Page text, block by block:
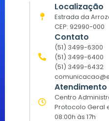
Localização
Estrada da
CEP: 92990-000
Contato
(51) 3499-6300
(51) 3499-6400
(51) 3499-6432
Atendimento
Centro
Protocolo Geral
08:00h às 17h